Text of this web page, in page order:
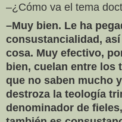
–¿Cómo va el tema
–Muy bien. Le ha
consustancialidad,
cosa. Muy efectivo,
bien, cuelan entre los
que no saben mucho
destroza la teología
denominador de